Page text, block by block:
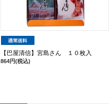
【巴屋清信】宮島さん １０枚入
864円(税込)